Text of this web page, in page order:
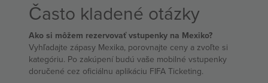
Často kladené otázky
Ako si môžem rezervovať vstupenky na Mexiko?
Vyhľadajte zápasy Mexika, porovnajte ceny a zvoľte si
kategóriu. Po zakúpení budú vaše mobilné vstupenky
doručené cez oficiálnu aplikáciu FIFA Ticketing.